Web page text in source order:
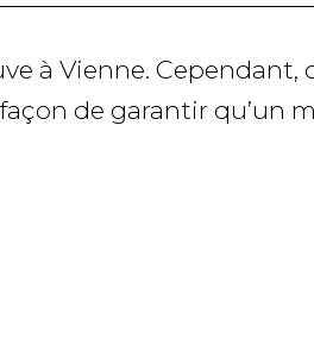
à Vienne.
de garantir qu’un